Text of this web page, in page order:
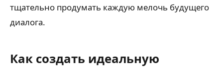
тщательно продумать каждую мелочь будущего
диалога.
Как создать идеальную